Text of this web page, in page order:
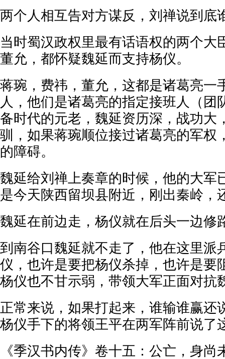
两个人相互告对方谋反，刘禅说到底
当时蜀汉政权里最有话语权的两个大
董允，都怀疑魏延而支持杨仪。
蒋琬，费祎，董允，这都是诸葛亮一
人，他们是诸葛亮的指定接班人（团
备时代的元老，魏延资历深，战功大
驯，如果蒋琬顺位接过诸葛亮的军权
的障碍。
魏延给刘禅上奏章的时候，他的大军
是今天陕西留坝县附近，刚出秦岭，
魏延在前边走，杨仪就在后头一边修
到南谷口魏延就不走了，他在这里派
仪，也许是要把杨仪杀掉，也许是要
杨仪也不甘示弱，带领大军正面对抗
正常来说，如果打起来，谁输谁赢还
杨仪手下的将领王平在两军阵前说了
《季汉书内传》卷十五：公亡，身尚